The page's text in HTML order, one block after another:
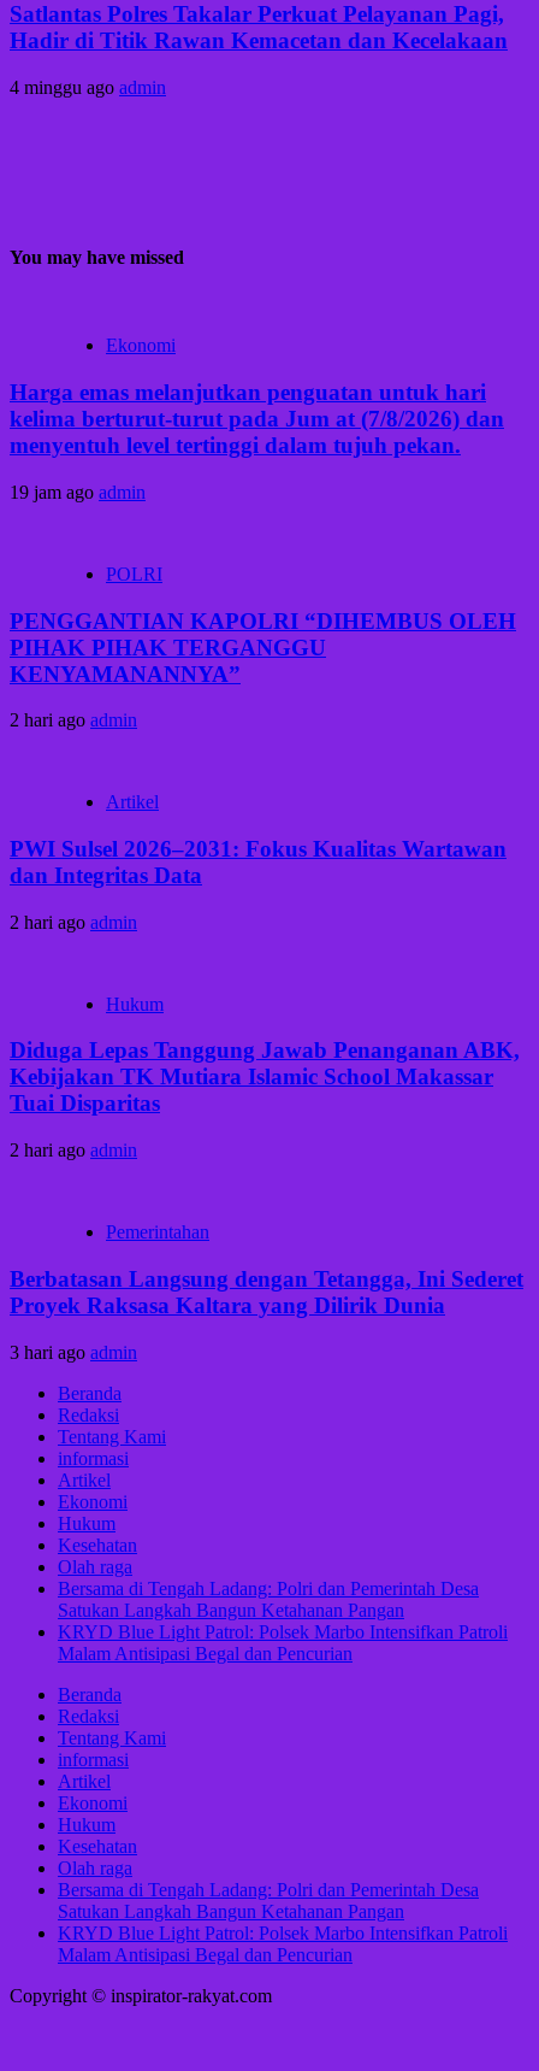
Satlantas Polres Takalar Perkuat Pelayanan Pagi,
Hadir di Titik Rawan Kemacetan dan Kecelakaan
4 minggu ago admin
You may have missed
Ekonomi
Harga emas melanjutkan penguatan untuk hari
kelima berturut-turut pada Jum at (7/8/2026) dan
menyentuh level tertinggi dalam tujuh pekan.
19 jam ago admin
POLRI
PENGGANTIAN KAPOLRI “DIHEMBUS OLEH
PIHAK PIHAK TERGANGGU
KENYAMANANNYA”
2 hari ago admin
Artikel
PWI Sulsel 2026–2031: Fokus Kualitas Wartawan
dan Integritas Data
2 hari ago admin
Hukum
Diduga Lepas Tanggung Jawab Penanganan ABK,
Kebijakan TK Mutiara Islamic School Makassar
Tuai Disparitas
2 hari ago admin
Pemerintahan
Berbatasan Langsung dengan Tetangga, Ini Sederet
Proyek Raksasa Kaltara yang Dilirik Dunia
3 hari ago admin
Beranda
Redaksi
Tentang Kami
informasi
Artikel
Ekonomi
Hukum
Kesehatan
Olah raga
Bersama di Tengah Ladang: Polri dan Pemerintah Desa
Satukan Langkah Bangun Ketahanan Pangan
KRYD Blue Light Patrol: Polsek Marbo Intensifkan Patroli
Malam Antisipasi Begal dan Pencurian
Beranda
Redaksi
Tentang Kami
informasi
Artikel
Ekonomi
Hukum
Kesehatan
Olah raga
Bersama di Tengah Ladang: Polri dan Pemerintah Desa
Satukan Langkah Bangun Ketahanan Pangan
KRYD Blue Light Patrol: Polsek Marbo Intensifkan Patroli
Malam Antisipasi Begal dan Pencurian
Copyright © inspirator-rakyat.com